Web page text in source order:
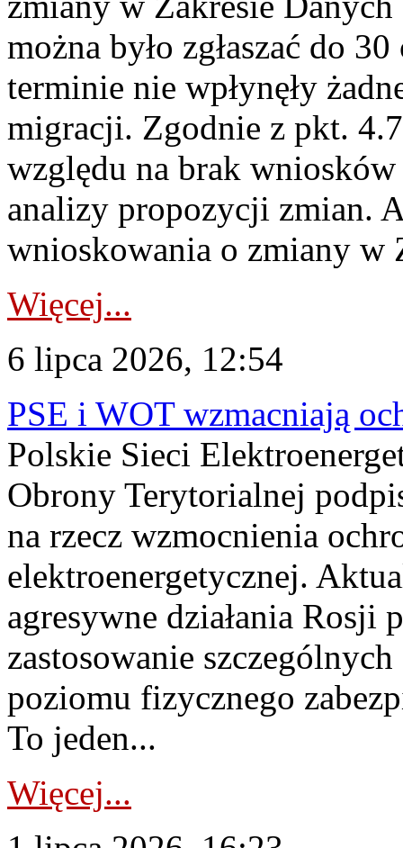
można było zgłaszać do
terminie nie wpłynęły
migracji. Zgodnie z pkt.
względu na brak
analizy propozycji zmian.
wnioskowania o zmiany w
Więcej...
6 lipca 2026, 12:54
PSE i WOT wzmacniają
Polskie Sieci
Obrony Terytorialnej
na rzecz wzmocnienia
elektroenergetycznej.
agresywne działania Rosji
zastosowanie
poziomu fizycznego
To jeden...
Więcej...